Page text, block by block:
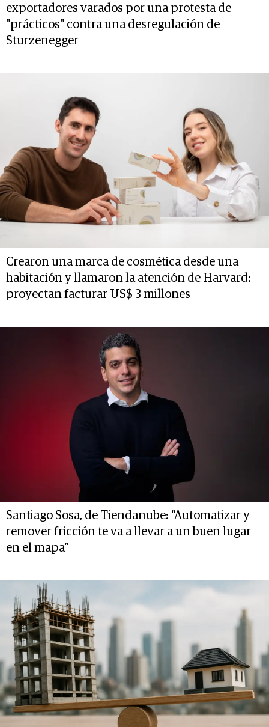
exportadores varados por una protesta de
"prácticos" contra una desregulación de
Sturzenegger
Crearon una marca de cosmética desde una
habitación y llamaron la atención de Harvard:
proyectan facturar US$ 3 millones
Santiago Sosa, de Tiendanube: “Automatizar y
remover fricción te va a llevar a un buen lugar
en el mapa”